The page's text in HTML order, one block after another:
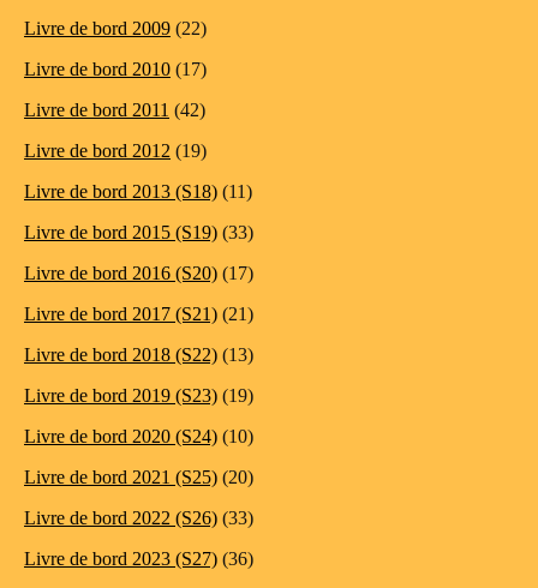
Livre de bord 2009 (22)
Livre de bord 2010 (17)
Livre de bord 2011 (42)
Livre de bord 2012 (19)
Livre de bord 2013 (S18) (11)
Livre de bord 2015 (S19) (33)
Livre de bord 2016 (S20) (17)
Livre de bord 2017 (S21) (21)
Livre de bord 2018 (S22) (13)
Livre de bord 2019 (S23) (19)
Livre de bord 2020 (S24) (10)
Livre de bord 2021 (S25) (20)
Livre de bord 2022 (S26) (33)
Livre de bord 2023 (S27) (36)